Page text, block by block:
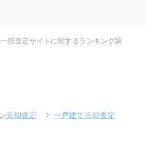
括査定サイトに関するランキング調
売却査定
一戸建て売却査定